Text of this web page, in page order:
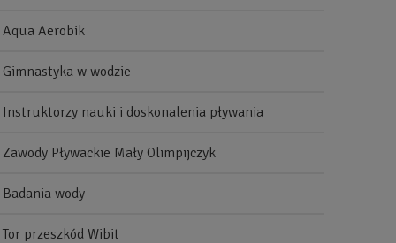
Aqua Aerobik
Gimnastyka w wodzie
Instruktorzy nauki i doskonalenia pływania
Zawody Pływackie Mały Olimpijczyk
Badania wody
Tor przeszkód Wibit